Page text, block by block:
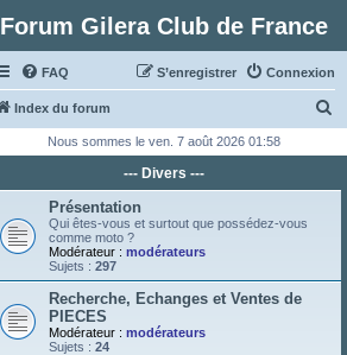
Forum Gilera Club de France
FAQ Connexion
S’enregistrer
Index du forum
h
c
Nous sommes le ven. 7 août 2026 01:58
--- Divers ---
Présentation
Qui êtes-vous et surtout que possédez-vous
comme moto ?
Modérateur : modérateurs
Sujets : 297
Recherche, Echanges et Ventes de
PIECES
Modérateur : modérateurs
Sujets : 24